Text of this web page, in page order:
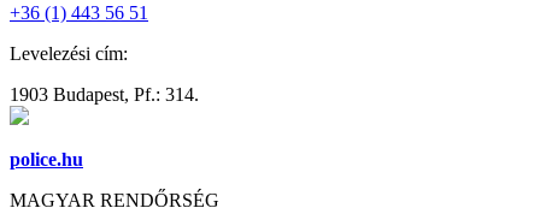
+36 (1) 443 56 51
Levelezési cím:
1903 Budapest, Pf.: 314.
police.hu
MAGYAR RENDŐRSÉG